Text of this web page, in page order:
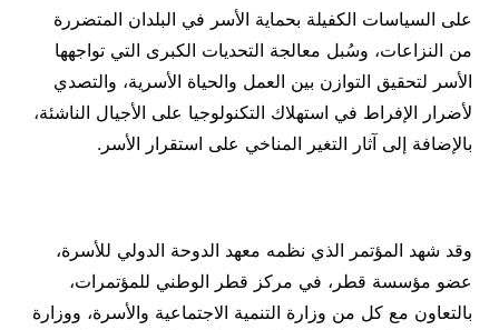
على السياسات الكفيلة بحماية الأسر في البلدان المتضررة
من النزاعات، وسُبل معالجة التحديات الكبرى التي تواجهها
الأسر لتحقيق التوازن بين العمل والحياة الأسرية، والتصدي
لأضرار الإفراط في استهلاك التكنولوجيا على الأجيال الناشئة،
بالإضافة إلى آثار التغير المناخي على استقرار الأسر.
وقد شهد المؤتمر الذي نظمه معهد الدوحة الدولي للأسرة،
عضو مؤسسة قطر، في مركز قطر الوطني للمؤتمرات،
بالتعاون مع كل من وزارة التنمية الاجتماعية والأسرة، ووزارة